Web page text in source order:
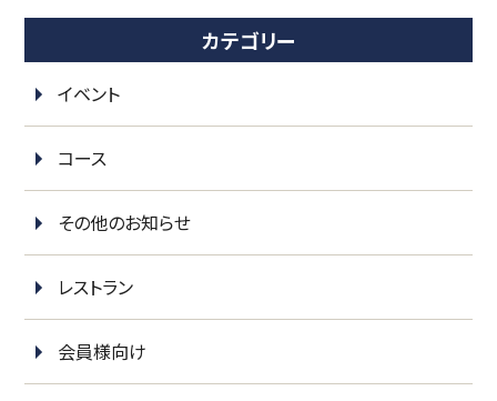
カテゴリー
イベント
コース
その他のお知らせ
レストラン
会員様向け